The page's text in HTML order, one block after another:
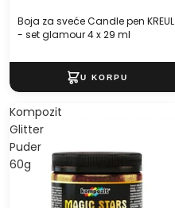
Boja za sveće Candle pen KREUL
- set glamour 4 x 29 ml
Kompozit
Glitter
Puder
60g